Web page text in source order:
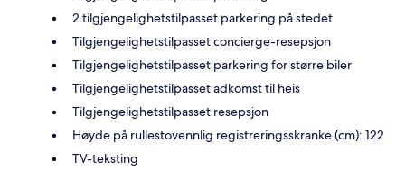
2 tilgjengelighetstilpasset parkering på stedet
Tilgjengelighetstilpasset concierge-resepsjon
Tilgjengelighetstilpasset parkering for større biler
Tilgjengelighetstilpasset adkomst til heis
Tilgjengelighetstilpasset resepsjon
Høyde på rullestovennlig registreringsskranke (cm): 122
TV-teksting